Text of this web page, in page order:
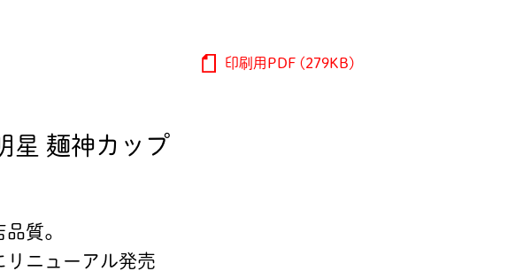
星 麺神カップ
質。
リニューアル発売
印刷用PDF (279KB)